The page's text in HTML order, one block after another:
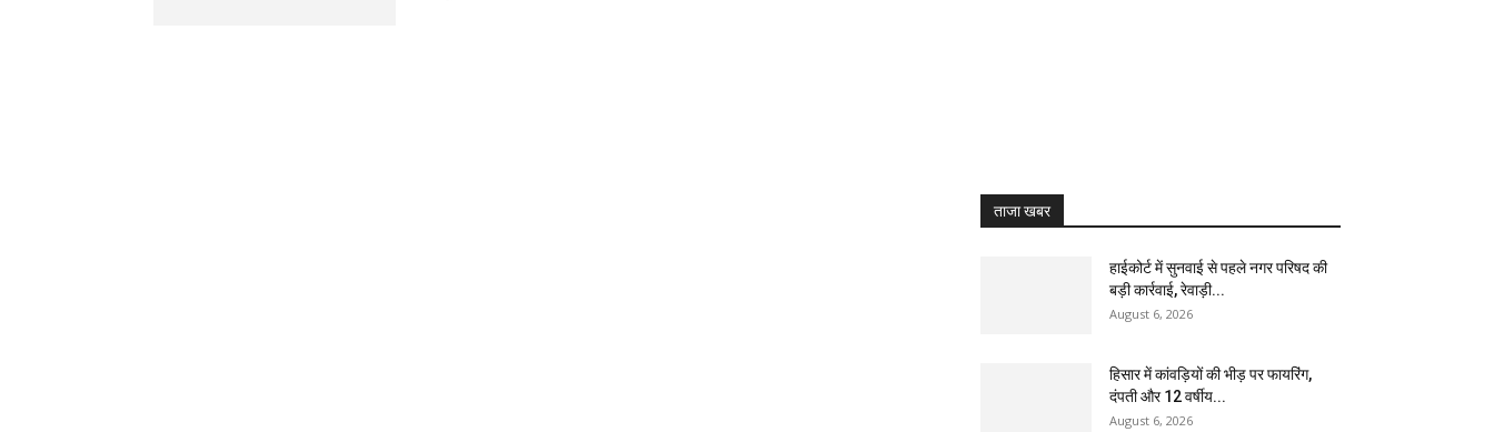
ताजा खबर
हाईकोर्ट में सुनवाई से पहले नगर परिषद की
बड़ी कार्रवाई, रेवाड़ी...
August 6, 2026
हिसार में कांवड़ियों की भीड़ पर फायरिंग,
दंपती और 12 वर्षीय...
August 6, 2026